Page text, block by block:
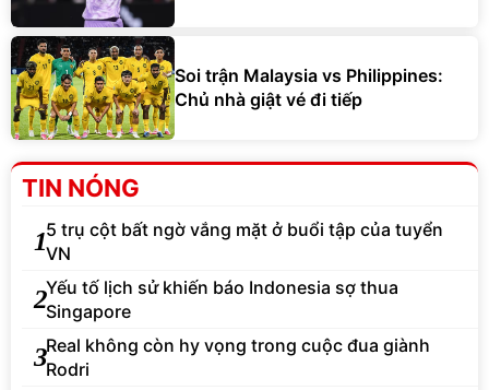
Soi trận Malaysia vs Philippines:
Chủ nhà giật vé đi tiếp
TIN NÓNG
15 trụ cột bất ngờ vắng mặt ở buổi tập của tuyển
VN
2Yếu tố lịch sử khiến báo Indonesia sợ thua
Singapore
3Real không còn hy vọng trong cuộc đua giành
Rodri